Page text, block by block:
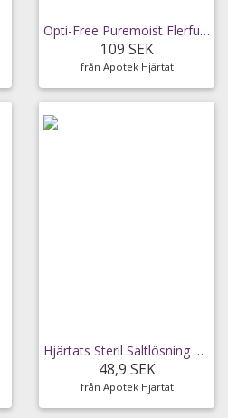
Opti-Free Puremoist Flerfunktionell linsvätska
109 SEK
från Apotek Hjärtat
Hjärtats Steril Saltlösning 355 ml
48,9 SEK
från Apotek Hjärtat